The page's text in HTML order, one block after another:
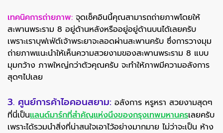
เทคนิคการถ่ายภาพ: จุดเช็คอินนี้คุณสามารถถ่ายภาพโดยให้
สะพานพระราม 8 อยู่ด้านหลังหรืออยู่อยู่ด้านบนได้เลยครับ
เพราะเราบุฟเฟ่ต์เจ้าพระยาจะลอดผ่านสะพานครับ ซึ่งการวางมุม
ถ่ายภาพแนะนำให้เห็นความสวยงามของสะพานพระราม 8 แบบ
มุมกว้าง ภาพใหญ่กว่าตัวคุณครับ จะทำให้ภาพมีความอลังการ
สุดๆไปเลย
3. ศูนย์การค้าไอคอนสยาม: อลังการ หรูหรา สวยงามสุดๆ
ที่นี่เป็นแลนด์มาร์กที่สำคัญแห่งนึงของกรุงเทพมหานครเลยครับ
เพราะได้รวมนำสิ่งที่น่าสนใจเอาไว้อย่างมากมาย ไม่ว่าจะเป็น ห้าง